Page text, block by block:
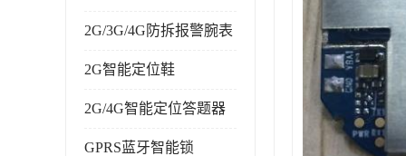
2G/3G/4G防拆报警腕表
2G智能定位鞋
2G/4G智能定位答题器
GPRS蓝牙智能锁